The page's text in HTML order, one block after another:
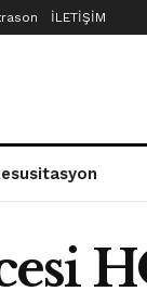
İLETİŞİM